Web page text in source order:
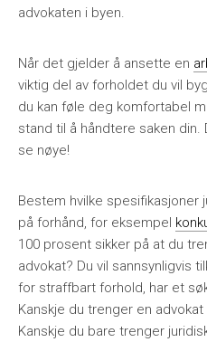
advokaten i byen.
Når det gjelder å ansette en
viktig del av forholdet du vil
du kan føle deg komfortabel
stand til å håndtere saken
se nøye!
Bestem hvilke
på forhånd, for eksempel
100 prosent sikker på at du
advokat? Du vil sannsynligvis
for straffbart forhold, har et
Kanskje du trenger en
Kanskje du bare trenger